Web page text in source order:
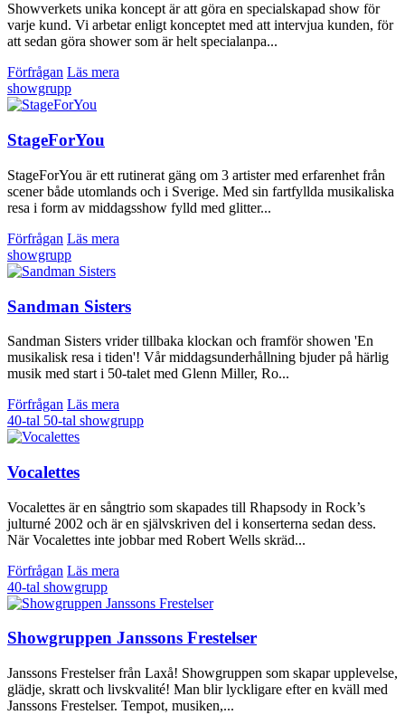
Showverkets unika koncept är att göra en specialskapad show för
varje kund. Vi arbetar enligt konceptet med att intervjua kunden, för
att sedan göra shower som är helt specialanpa...
Förfrågan Läs mera
showgrupp
StageForYou
StageForYou är ett rutinerat gäng om 3 artister med erfarenhet från
scener både utomlands och i Sverige. Med sin fartfyllda musikaliska
resa i form av middagsshow fylld med glitter...
Förfrågan Läs mera
showgrupp
Sandman Sisters
Sandman Sisters vrider tillbaka klockan och framför showen 'En
musikalisk resa i tiden'! Vår middagsunderhållning bjuder på härlig
musik med start i 50-talet med Glenn Miller, Ro...
Förfrågan Läs mera
40-tal 50-tal showgrupp
Vocalettes
Vocalettes är en sångtrio som skapades till Rhapsody in Rock’s
julturné 2002 och är en självskriven del i konserterna sedan dess.
När Vocalettes inte jobbar med Robert Wells skräd...
Förfrågan Läs mera
40-tal showgrupp
Showgruppen Janssons Frestelser
Janssons Frestelser från Laxå! Showgruppen som skapar upplevelse,
glädje, skratt och livskvalité! Man blir lyckligare efter en kväll med
Janssons Frestelser. Tempot, musiken,...